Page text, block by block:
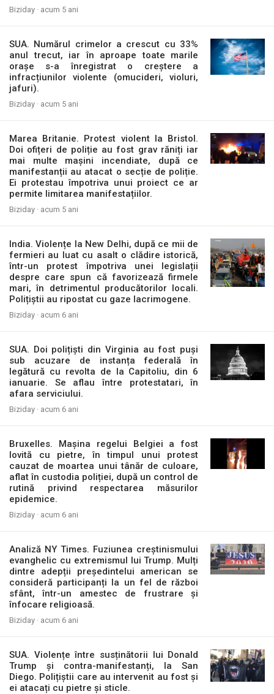
Biziday · acum 5 ani
SUA. Numărul crimelor a crescut cu 33%
anul trecut, iar în aproape toate marile
orașe s-a înregistrat o creștere a
infracțiunilor violente (omucideri, violuri,
jafuri).
Biziday · acum 5 ani
Marea Britanie. Protest violent la Bristol.
Doi ofițeri de poliție au fost grav răniți iar
mai multe mașini incendiate, după ce
manifestanții au atacat o secție de poliție.
Ei protestau împotriva unui proiect ce ar
permite limitarea manifestațiilor.
Biziday · acum 5 ani
India. Violențe la New Delhi, după ce mii de
fermieri au luat cu asalt o clădire istorică,
într-un protest împotriva unei legislații
despre care spun că favorizează firmele
mari, în detrimentul producătorilor locali.
Polițiștii au ripostat cu gaze lacrimogene.
Biziday · acum 6 ani
SUA. Doi polițiști din Virginia au fost puși
sub acuzare de instanța federală în
legătură cu revolta de la Capitoliu, din 6
ianuarie. Se aflau între protestatari, în
afara serviciului.
Biziday · acum 6 ani
Bruxelles. Mașina regelui Belgiei a fost
lovită cu pietre, în timpul unui protest
cauzat de moartea unui tânăr de culoare,
aflat în custodia poliției, după un control de
rutină privind respectarea măsurilor
epidemice.
Biziday · acum 6 ani
Analiză NY Times. Fuziunea creștinismului
evanghelic cu extremismul lui Trump. Mulți
dintre adepții președintelui american se
consideră participanți la un fel de război
sfânt, într-un amestec de frustrare și
înfocare religioasă.
Biziday · acum 6 ani
SUA. Violențe între susținătorii lui Donald
Trump și contra-manifestanți, la San
Diego. Polițiștii care au intervenit au fost și
ei atacați cu pietre și sticle.